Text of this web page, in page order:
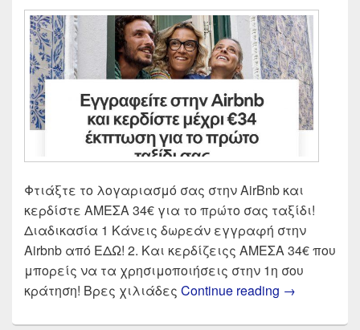
Φτιάξτε το λογαριασμό σας στην AirBnb και
κερδίστε ΑΜΕΣΑ 34€ για το πρώτο σας ταξίδι!
Διαδικασία 1 Κάνεις δωρεάν εγγραφή στην
Airbnb από ΕΔΩ! 2. Και κερδίζειςς ΑΜΕΣΑ 34€ που
μπορείς να τα χρησιμοποιήσεις στην 1η σου
κράτηση! Βρες χιλιάδες Continue reading Airbnb
→